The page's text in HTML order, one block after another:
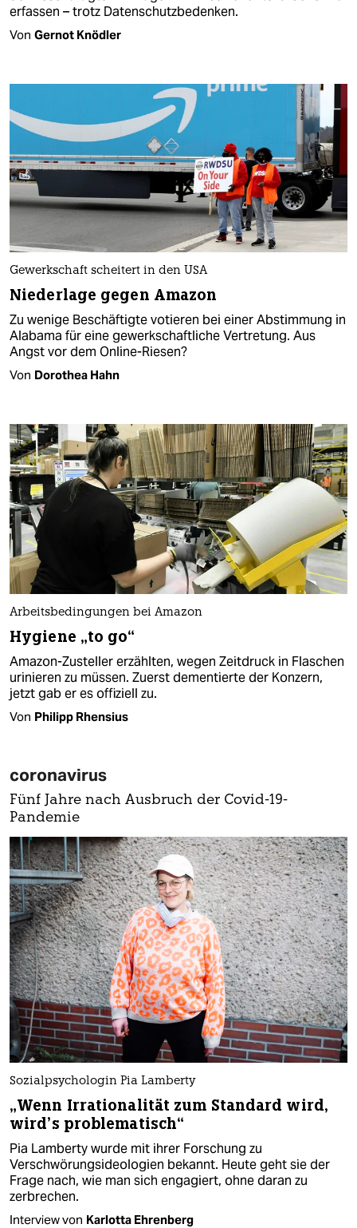
erfassen – trotz Datenschutzbedenken.
Von Gernot Knödler
Gewerkschaft scheitert in den USA
Niederlage gegen Amazon
Zu wenige Beschäftigte votieren bei einer Abstimmung in
Alabama für eine gewerkschaftliche Vertretung. Aus
Angst vor dem Online-Riesen?
Von Dorothea Hahn
Arbeitsbedingungen bei Amazon
Hygiene „to go“
Amazon-Zusteller erzählten, wegen Zeitdruck in Flaschen
urinieren zu müssen. Zuerst dementierte der Konzern,
jetzt gab er es offiziell zu.
Von Philipp Rhensius
coronavirus
Fünf Jahre nach Ausbruch der Covid-19-
Pandemie
Sozialpsychologin Pia Lamberty
„Wenn Irrationalität zum Standard wird,
wird’s problematisch“
Pia Lamberty wurde mit ihrer Forschung zu
Verschwörungsideologien bekannt. Heute geht sie der
Frage nach, wie man sich engagiert, ohne daran zu
zerbrechen.
Interview von Karlotta Ehrenberg